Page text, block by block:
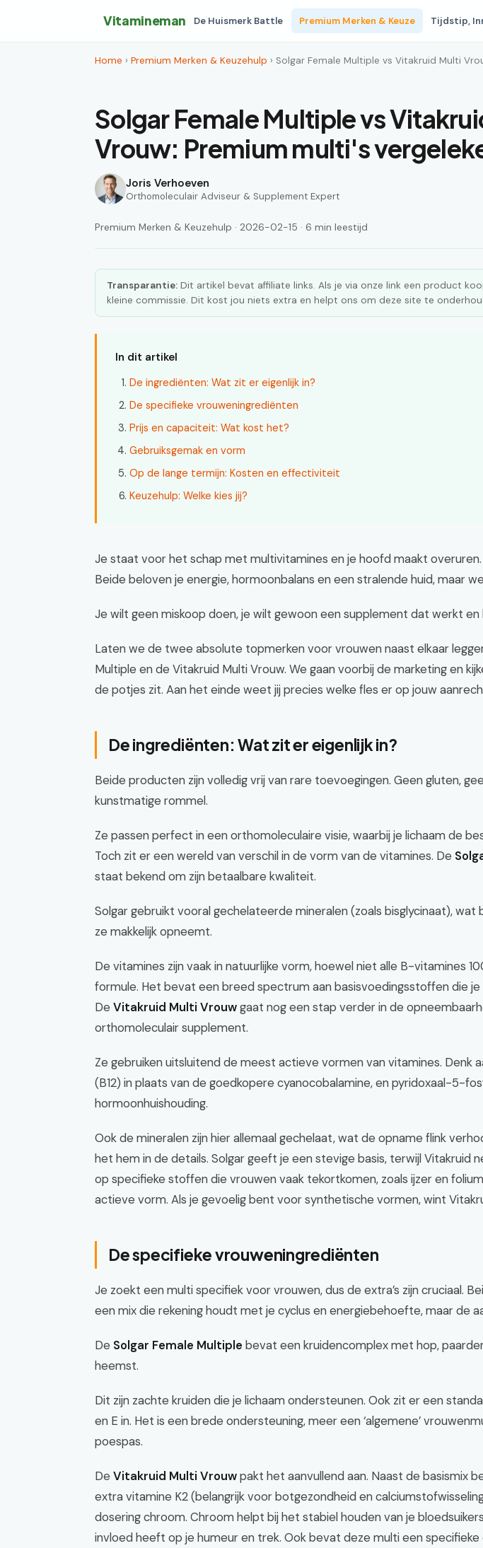
Vitamineman De Huismerk Battle Premium Merken & Keuze Tijdstip,
Home › Premium Merken & Keuzehulp › Solgar Female Multiple vs Vitakruid Multi
Solgar Female Multiple vs
Vrouw: Premium multi's
Joris Verhoeven
Orthomoleculair Adviseur & Supplement Expert
Premium Merken & Keuzehulp · 2026-02-15 · 6 min leestijd
Transparantie: Dit artikel bevat affiliate links. Als je via onze link een product
kleine commissie. Dit kost jou niets extra en helpt ons om deze site te
In dit artikel
De ingrediënten: Wat zit er eigenlijk in?
De specifieke vrouweningrediënten
Prijs en capaciteit: Wat kost het?
Gebruiksgemak en vorm
Op de lange termijn: Kosten en effectiviteit
Keuzehulp: Welke kies jij?
Je staat voor het schap met multivitamines en je hoofd maakt
Beide beloven je energie, hormoonbalans en een stralende huid, maar
Je wilt geen miskoop doen, je wilt gewoon een supplement dat werkt en
Laten we de twee absolute topmerken voor vrouwen naast elkaar
Multiple en de Vitakruid Multi Vrouw. We gaan voorbij de marketing en
de potjes zit. Aan het einde weet jij precies welke fles er op jouw
De ingrediënten: Wat zit er eigenlijk in?
Beide producten zijn volledig vrij van rare toevoegingen. Geen gluten,
kunstmatige rommel.
Ze passen perfect in een orthomoleculaire visie, waarbij je lichaam de
Toch zit er een wereld van verschil in de vorm van de vitamines. De
staat bekend om zijn betaalbare kwaliteit.
Solgar gebruikt vooral gechelateerde mineralen (zoals bisglycinaat),
ze makkelijk opneemt.
De vitamines zijn vaak in natuurlijke vorm, hoewel niet alle B-vitamines
formule. Het bevat een breed spectrum aan basisvoedingsstoffen die je
De Vitakruid Multi Vrouwgaat nog een stap verder in de
orthomoleculair supplement.
Ze gebruiken uitsluitend de meest actieve vormen van vitamines. Denk
(B12) in plaats van de goedkopere cyanocobalamine, en pyridoxaal-5-
hormoonhuishouding.
Ook de mineralen zijn hier allemaal gechelaat, wat de opname flink
het hem in de details. Solgar geeft je een stevige basis, terwijl Vitakruid
op specifieke stoffen die vrouwen vaak tekortkomen, zoals ijzer en
actieve vorm. Als je gevoelig bent voor synthetische vormen, wint
De specifieke vrouweningrediënten
Je zoekt een multi specifiek voor vrouwen, dus de extra’s zijn cruciaal.
een mix die rekening houdt met je cyclus en energiebehoefte, maar de
De Solgar Female Multiple bevat een kruidencomplex met hop,
heemst.
Dit zijn zachte kruiden die je lichaam ondersteunen. Ook zit er een
en E in. Het is een brede ondersteuning, meer een ‘algemene’
poespas.
De Vitakruid Multi Vrouwpakt het aanvullend aan. Naast de basismix
extra vitamine K2 (belangrijk voor botgezondheid en
dosering chroom. Chroom helpt bij het stabiel houden van je
invloed heeft op je humeur en trek. Ook bevat deze multi een specifieke